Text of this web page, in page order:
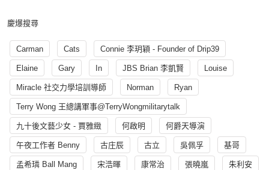
慶爆搜尋
Carman Cats Connie 李玥穎 - Founder of Drip39
Elaine Gary In JBS Brian 李凱賢 Louise
Miracle 社交力學培訓導師 Norman Ryan
Terry Wong 王總講軍事@TerryWongmilitarytalk
九十後文藝少女 - 賈雅緻 何啟明 何爵天導演
午夜工作者 Benny 古庄辰 古立 吳佩孚 基哥
孟希璘 Ball Mang 宋浩暉 康常治 張曉嵐 朱利安